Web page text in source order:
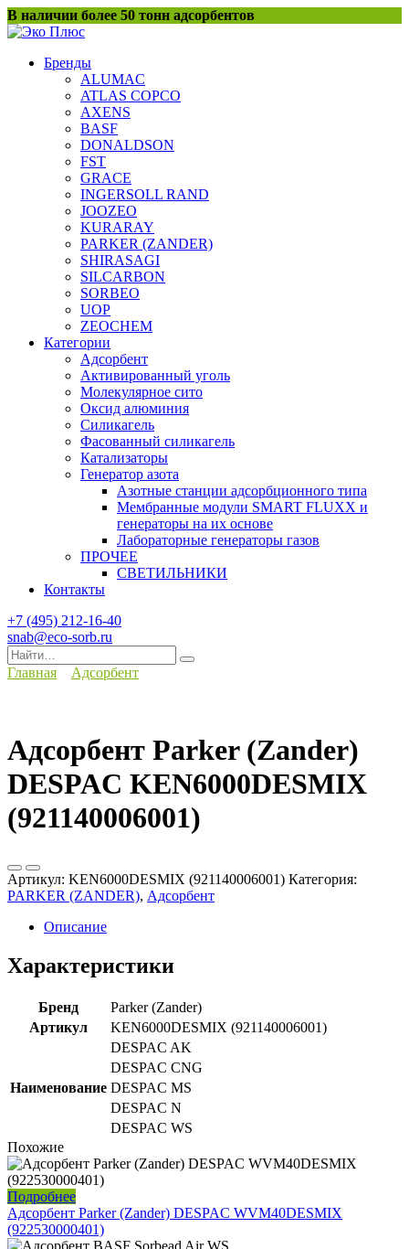
Перейти
к
В наличии более 50 тонн адсорбентов
Бренды
ALUMAC
ATLAS COPCO
AXENS
BASF
DONALDSON
FST
GRACE
INGERSOLL RAND
JOOZEO
KURARAY
PARKER (ZANDER)
SHIRASAGI
SILCARBON
SORBEO
UOP
ZEOCHEM
Категории
Адсорбент
Активированный уголь
Молекулярное сито
Оксид алюминия
Силикагель
Фасованный силикагель
Катализаторы
Генератор азота
Азотные станции адсорбционного типа
Мембранные модули SMART FLUXX и
генераторы на их основе
Лабораторные генераторы газов
ПРОЧЕЕ
СВЕТИЛЬНИКИ
Контакты
+7 (495) 212-16-40
snab@eco-sorb.ru
Search
for:
Главная Адсорбент
Адсорбент Parker (Zander)
DESPAC KEN6000DESMIX
(921140006001)
Артикул: KEN6000DESMIX (921140006001) Категория:
PARKER (ZANDER), Адсорбент
Описание
Характеристики
Бренд
Parker (Zander)
Артикул
KEN6000DESMIX (921140006001)
Наименование
DESPAC AK
DESPAC CNG
DESPAC MS
DESPAC N
DESPAC WS
Похожие
Подробнее
Адсорбент Parker (Zander) DESPAC WVM40DESMIX
(922530000401)